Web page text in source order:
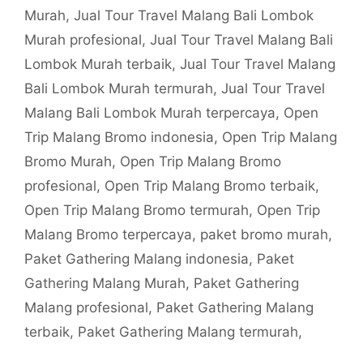
Murah, Jual Tour Travel Malang Bali Lombok
Murah profesional, Jual Tour Travel Malang Bali
Lombok Murah terbaik, Jual Tour Travel Malang
Bali Lombok Murah termurah, Jual Tour Travel
Malang Bali Lombok Murah terpercaya, Open
Trip Malang Bromo indonesia, Open Trip Malang
Bromo Murah, Open Trip Malang Bromo
profesional, Open Trip Malang Bromo terbaik,
Open Trip Malang Bromo termurah, Open Trip
Malang Bromo terpercaya, paket bromo murah,
Paket Gathering Malang indonesia, Paket
Gathering Malang Murah, Paket Gathering
Malang profesional, Paket Gathering Malang
terbaik, Paket Gathering Malang termurah,